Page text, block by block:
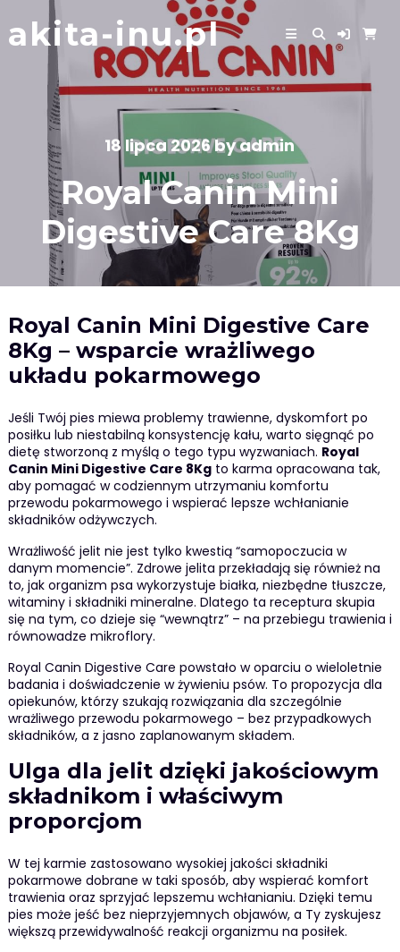
to
content
akita-inu.pl
18 lipca 2026byadmin
Royal Canin Mini
Digestive Care 8Kg
Royal Canin Mini Digestive Care
8Kg – wsparcie wrażliwego
układu pokarmowego
Jeśli Twój pies miewa problemy trawienne, dyskomfort po
posiłku lub niestabilną konsystencję kału, warto sięgnąć po
dietę stworzoną z myślą o tego typu wyzwaniach. Royal
Canin Mini Digestive Care 8Kgto karma opracowana tak,
aby pomagać w codziennym utrzymaniu komfortu
przewodu pokarmowego i wspierać lepsze wchłanianie
składników odżywczych.
Wrażliwość jelit nie jest tylko kwestią “samopoczucia w
danym momencie”. Zdrowe jelita przekładają się również na
to, jak organizm psa wykorzystuje białka, niezbędne tłuszcze,
witaminy i składniki mineralne. Dlatego ta receptura skupia
się na tym, co dzieje się “wewnątrz” – na przebiegu trawienia i
równowadze mikroflory.
Royal Canin Digestive Care powstało w oparciu o wieloletnie
badania i doświadczenie w żywieniu psów. To propozycja dla
opiekunów, którzy szukają rozwiązania dla szczególnie
wrażliwego przewodu pokarmowego – bez przypadkowych
składników, a z jasno zaplanowanym składem.
Ulga dla jelit dzięki jakościowym
składnikom i właściwym
proporcjom
W tej karmie zastosowano wysokiej jakości składniki
pokarmowe dobrane w taki sposób, aby wspierać komfort
trawienia oraz sprzyjać lepszemu wchłanianiu. Dzięki temu
pies może jeść bez nieprzyjemnych objawów, a Ty zyskujesz
większą przewidywalność reakcji organizmu na posiłek.